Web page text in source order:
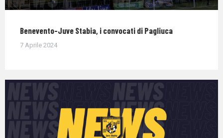
Benevento-Juve Stabia, i convocati di Pagliuca
7 Aprile 2024